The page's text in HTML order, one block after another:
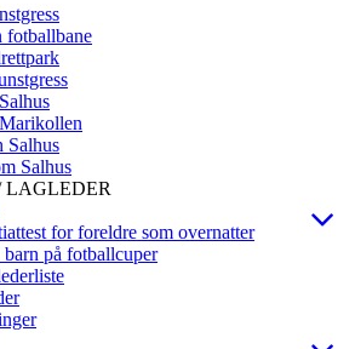
Salhus
Salhus
LAGLEDER
for foreldre som overnatter
barn på fotballcuper